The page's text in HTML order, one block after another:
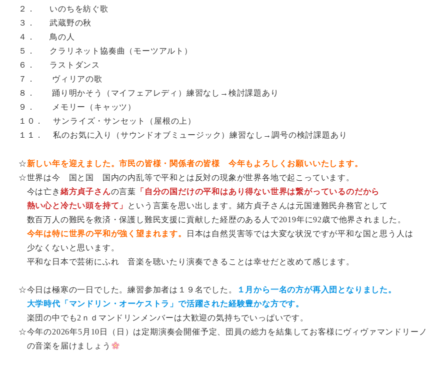
２． いのちを紡ぐ歌
３． 武蔵野の秋
４． 鳥の人
５． クラリネット協奏曲（モーツアルト）
６． ラストダンス
７． ヴィリアの歌
８． 踊り明かそう（マイフェアレディ）練習なし→検討課題あり
９． メモリー（キャッツ）
１０． サンライズ・サンセット（屋根の上）
１１． 私のお気に入り（サウンドオブミュージック）練習なし→調号の検討課題あり
☆新しい年を迎えました。市民の皆様・関係者の皆様 今年もよろしくお願いいたします。
☆世界は今 国と国 国内の内乱等で平和とは反対の現象が世界各地で起こっています。
今は亡き 緒方貞子さんの言葉 「自分の国だけの平和はあり得ない世界は繋がっているのだから
熱い心と冷たい頭を持て」
という言葉を思い出します。緒方貞子さんは元国連難民弁務官として
数百万人の難民を救済・保護し難民支援に貢献した経歴のある人で2019年に92歳で他界されました。
今年は特に世界の平和が強く望まれます。
日本は自然災害等では大変な状況ですが平和な国と思う人は
少なくないと思います。
平和な日本で芸術にふれ 音楽を聴いたり演奏できることは幸せだと改めて感じます。
☆今日は極寒の一日でした。練習参加者は１９名でした。
１月から一名の方が再入団となりました。
大学時代「マンドリン・オーケストラ」で活躍された経験豊かな方です。
楽団の中でも2ｎｄマンドリンメンバーは大歓迎の気持ちでいっぱいです。
☆今年の2026年5月10日（日）は定期演奏会開催予定、団員の総力を結集してお客様にヴィヴァマンドリーノ
の音楽を届けましょう